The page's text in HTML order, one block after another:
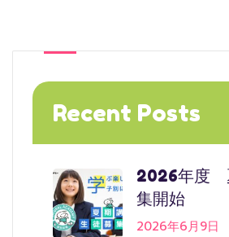
Recent Posts
2026年度
集開始
2026年6月9日